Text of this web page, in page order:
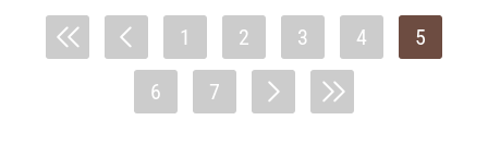
1 2 3 4 5
6 7